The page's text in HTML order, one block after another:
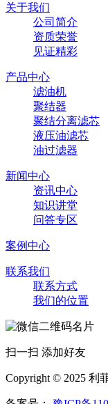
关于我们
公司简介
资质荣誉
见证精彩
产品中心
滤油机
聚结器
聚结分离滤芯
液压油滤芯
油过滤器
新闻中心
资讯中心
知识讲堂
问答专区
案例中心
联系我们
联系方式
我们的位置
扫一扫 添加好友
Copyright © 2025 利